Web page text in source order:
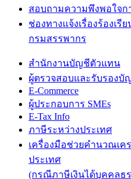
สอบถามความพึงพอใจก
ช่องทางแจ้งเรื่องร้องเ
กรมสรรพากร
สำนักงานบัญชีตัวแทน
ผู้ตรวจสอบและรับรองบั
E-Commerce
ผู้ประกอบการ SMEs
E-Tax Info
ภาษีระหว่างประเทศ
เครื่องมือช่วยคำนวณเค
ประเทศ
(กรณีภาษีเงินได้บุคคลธ